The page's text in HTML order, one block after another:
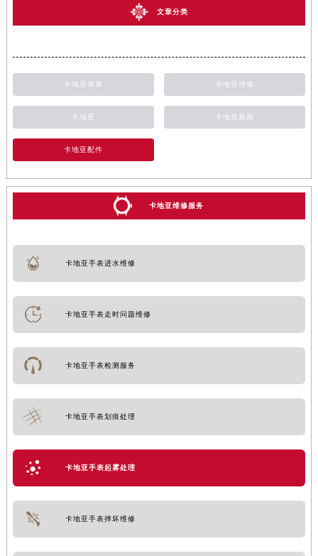
文章分类
卡地亚保养 卡地亚维修
卡地亚 卡地亚新闻
卡地亚配件
卡地亚维修服务
卡地亚手表进水维修
卡地亚手表走时问题维修
卡地亚手表检测服务
卡地亚手表划痕处理
卡地亚手表起雾处理
卡地亚手表摔坏维修